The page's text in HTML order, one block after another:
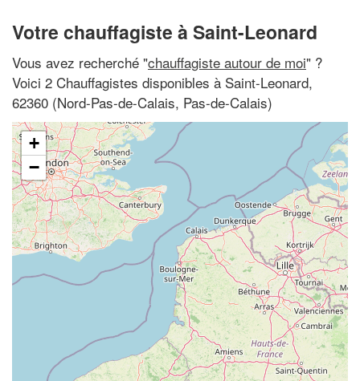
Votre chauffagiste à Saint-Leonard
Vous avez recherché "chauffagiste autour de moi" ?
Voici 2 Chauffagistes disponibles à Saint-Leonard,
62360 (Nord-Pas-de-Calais, Pas-de-Calais)
+
−